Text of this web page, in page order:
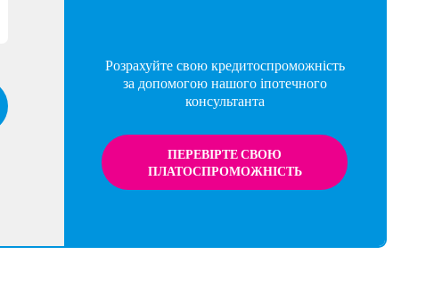
Розрахуйте свою кредитоспроможність
за допомогою нашого іпотечного
консультанта
ПЕРЕВІРТЕ СВОЮ
ПЛАТОСПРОМОЖНІСТЬ